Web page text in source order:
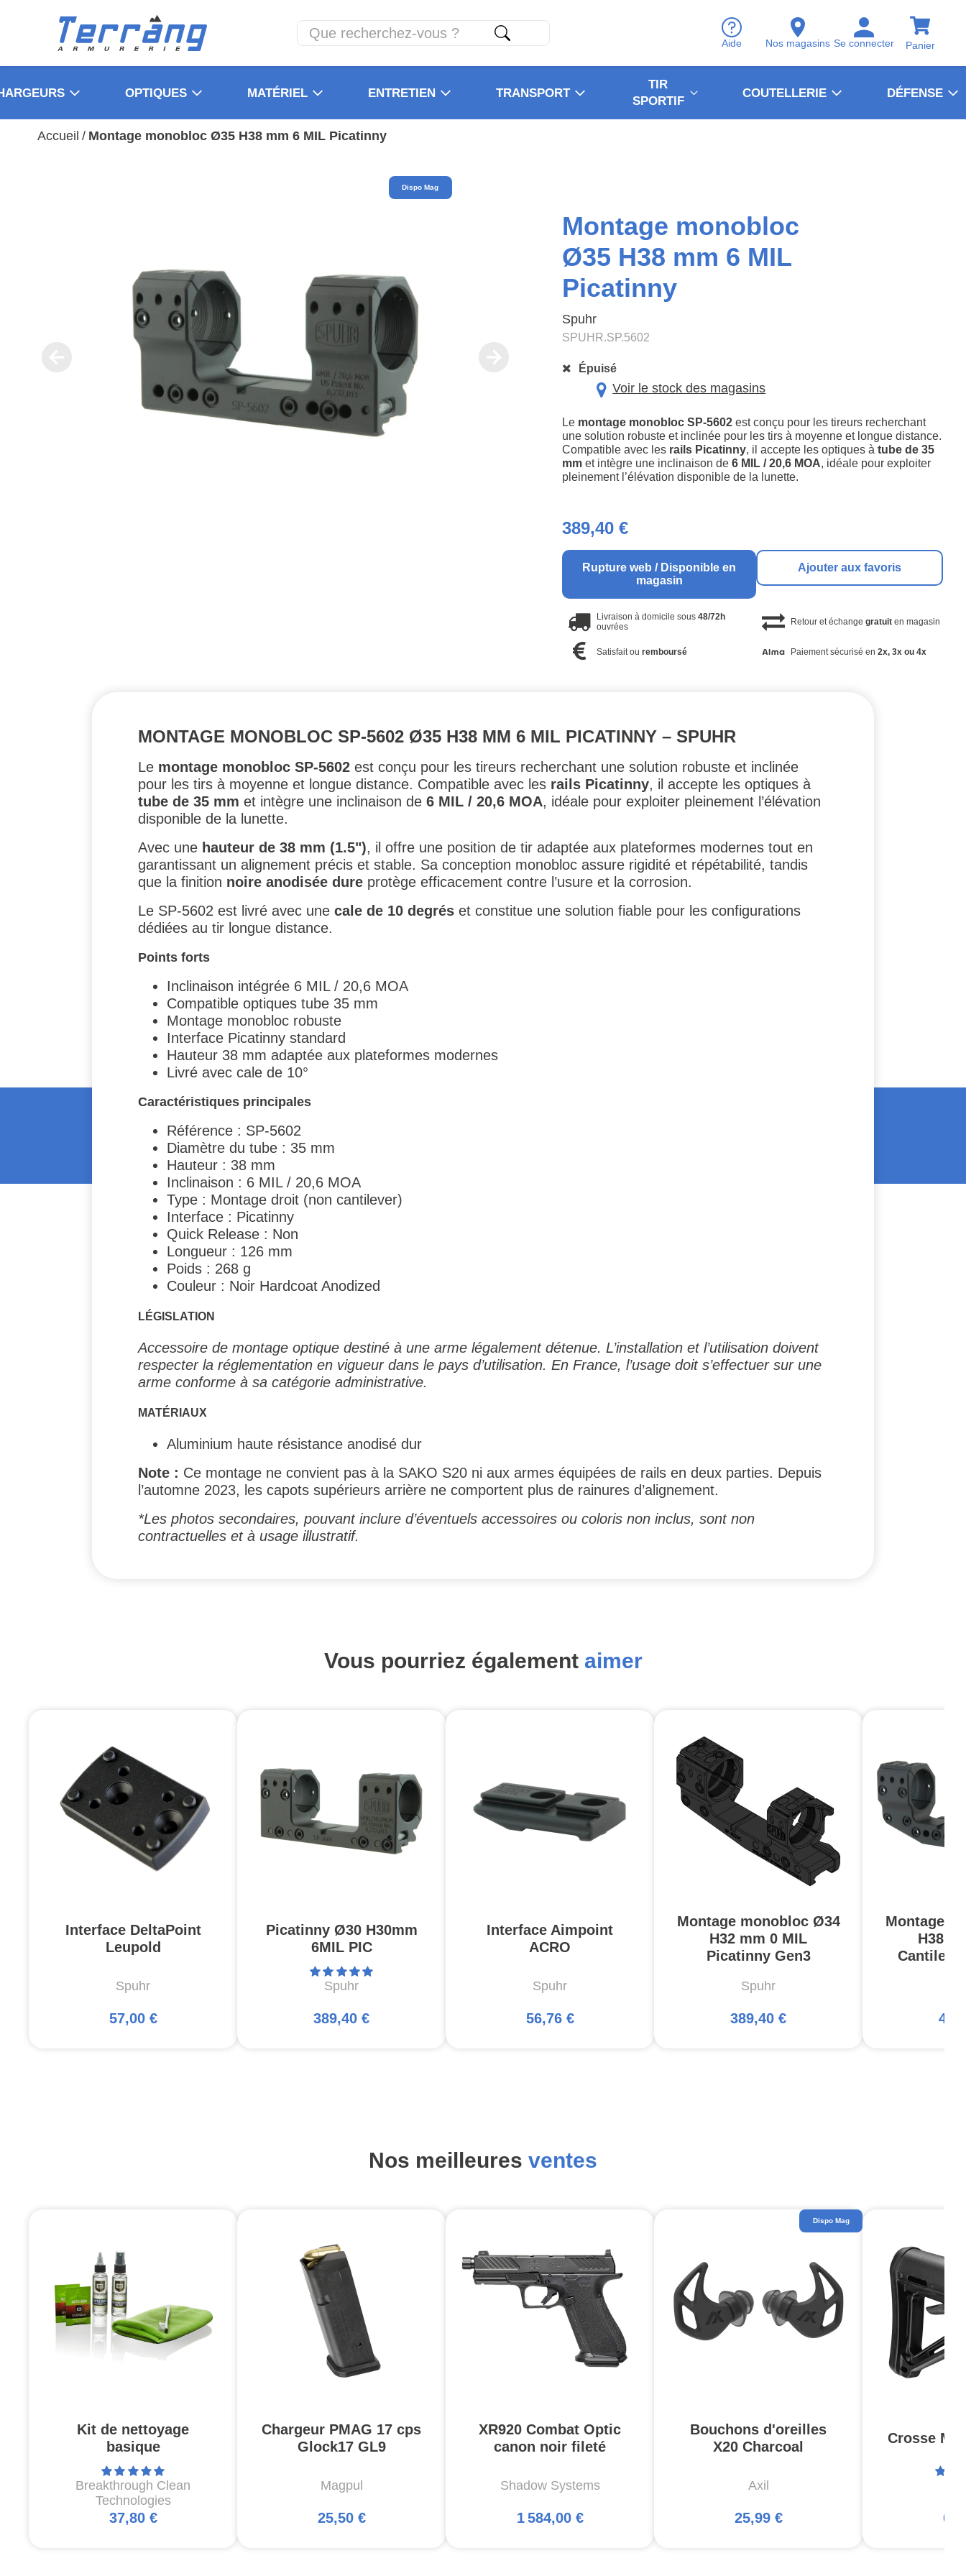
Aide Nos magasins Se connecter Panier
OPTIQUES MATÉRIEL ENTRETIEN TRANSPORT
TIR
SPORTIF
COUTELLERIE DÉFENSE
Accueil / Montage monobloc Ø35 H38 mm 6 MIL Picatinny
Dispo Mag
Montage monobloc
Ø35 H38 mm 6 MIL
Picatinny
Spuhr
SPUHR.SP.5602
Épuisé
Voir le stock des magasins
Le montage monobloc SP-5602 est conçu pour les tireurs recherchant
une solution robuste et inclinée pour les tirs à moyenne et longue distance.
Compatible avec les rails Picatinny, il accepte les optiques àtube de 35
mm et intègre une inclinaison de6 MIL / 20,6 MOA, idéale pour exploiter
pleinement l’élévation disponible de la lunette.
389,40 €
Rupture web / Disponible en
magasin
Ajouter aux favoris
Livraison à domicile sous48/72h
ouvrées
Retour et échange gratuiten magasin
Satisfait ouremboursé Paiement sécurisé en 2x, 3x ou 4x
MONTAGE MONOBLOC SP-5602 Ø35 H38 MM 6 MIL PICATINNY – SPUHR
Le montage monobloc SP-5602 est conçu pour les tireurs recherchant une solution robuste et inclinée
pour les tirs à moyenne et longue distance. Compatible avec les rails Picatinny, il accepte les optiques à
tube de 35 mm et intègre une inclinaison de 6 MIL / 20,6 MOA, idéale pour exploiter pleinement l’élévation
disponible de la lunette.
Avec une hauteur de 38 mm (1.5"), il offre une position de tir adaptée aux plateformes modernes tout en
garantissant un alignement précis et stable. Sa conception monobloc assure rigidité et répétabilité, tandis
que la finition noire anodisée dure protège efficacement contre l’usure et la corrosion.
Le SP-5602 est livré avec une cale de 10 degrés et constitue une solution fiable pour les configurations
dédiées au tir longue distance.
Points forts
Inclinaison intégrée 6 MIL / 20,6 MOA
Compatible optiques tube 35 mm
Montage monobloc robuste
Interface Picatinny standard
Hauteur 38 mm adaptée aux plateformes modernes
Livré avec cale de 10°
Caractéristiques principales
Référence : SP-5602
Diamètre du tube : 35 mm
Hauteur : 38 mm
Inclinaison : 6 MIL / 20,6 MOA
Type : Montage droit (non cantilever)
Interface : Picatinny
Quick Release : Non
Longueur : 126 mm
Poids : 268 g
Couleur : Noir Hardcoat Anodized
LÉGISLATION
Accessoire de montage optique destiné à une arme légalement détenue. L’installation et l’utilisation doivent
respecter la réglementation en vigueur dans le pays d’utilisation. En France, l’usage doit s’effectuer sur une
arme conforme à sa catégorie administrative.
MATÉRIAUX
Aluminium haute résistance anodisé dur
Note : Ce montage ne convient pas à la SAKO S20 ni aux armes équipées de rails en deux parties. Depuis
l’automne 2023, les capots supérieurs arrière ne comportent plus de rainures d’alignement.
*Les photos secondaires, pouvant inclure d’éventuels accessoires ou coloris non inclus, sont non
contractuelles et à usage illustratif.
Vous pourriez également aimer
Interface DeltaPoint
Leupold
Spuhr
57,00 €
Picatinny Ø30 H30mm
6MIL PIC
Spuhr
389,40 €
Interface Aimpoint
ACRO
Spuhr
56,76 €
Montage monobloc Ø34
H32 mm 0 MIL
Picatinny Gen3
Spuhr
389,40 €
Montage
H38
Nos meilleures ventes
Kit de nettoyage
basique
Breakthrough Clean
Technologies
37,80 €
Chargeur PMAG 17 cps
Glock17 GL9
Magpul
25,50 €
XR920 Combat Optic
canon noir fileté
Shadow Systems
1 584,00 €
Bouchons d'oreilles
X20 Charcoal
Axil
25,99 €
Dispo Mag
Crosse